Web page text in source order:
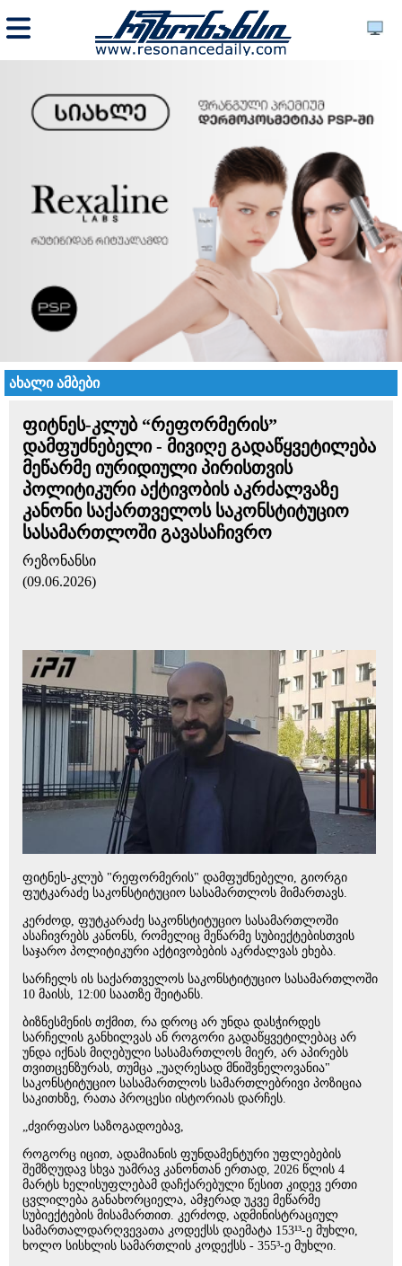
ახალი ამბები
ფიტნეს-კლუბ “რეფორმერის”
დამფუძნებელი - მივიღე გადაწყვეტილება
მეწარმე იურიდიული პირისთვის
პოლიტიკური აქტივობის აკრძალვაზე
კანონი საქართველოს საკონსტიტუციო
სასამართლოში გავასაჩივრო
რეზონანსი
(09.06.2026)
ფიტნეს-კლუბ "რეფორმერის" დამფუძნებელი, გიორგი
ფუტკარაძე საკონსტიტუციო სასამართლოს მიმართავს.
კერძოდ, ფუტკარაძე საკონსტიტუციო სასამართლოში
ასაჩივრებს კანონს, რომელიც მეწარმე სუბიექტებისთვის
საჯარო პოლიტიკური აქტივობების აკრძალვას ეხება.
სარჩელს ის საქართველოს საკონსტიტუციო სასამართლოში
10 მაისს, 12:00 საათზე შეიტანს.
ბიზნესმენის თქმით, რა დროც არ უნდა დასჭირდეს
სარჩელის განხილვას ან როგორი გადაწყვეტილებაც არ
უნდა იქნას მიღებული სასამართლოს მიერ, არ აპირებს
თვითცენზურას, თუმცა „უაღრესად მნიშვნელოვანია"
საკონსტიტუციო სასამართლოს სამართლებრივი პოზიცია
საკითხზე, რათა პროცესი ისტორიას დარჩეს.
„ძვირფასო საზოგადოებავ,
როგორც იცით, ადამიანის ფუნდამენტური უფლებების
შემზღუდავ სხვა უამრავ კანონთან ერთად, 2026 წლის 4
მარტს ხელისუფლებამ დაჩქარებული წესით კიდევ ერთი
ცვლილება განახორციელა, ამჯერად უკვე მეწარმე
სუბიექტების მისამართით. კერძოდ, ადმინისტრაციულ
სამართალდარღვევათა კოდექსს დაემატა 153¹³-ე მუხლი,
ხოლო სისხლის სამართლის კოდექსს - 355³-ე მუხლი.